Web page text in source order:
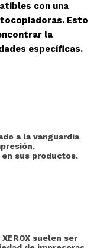
con una
Esto
la
específicas.
a la vanguardia
sus productos.
suelen ser